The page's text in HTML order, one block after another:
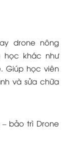
drone nông
học khác như
Giúp học viên
và sửa chữa
bảo trì Drone